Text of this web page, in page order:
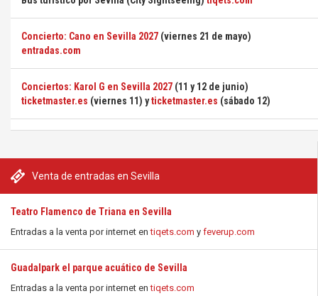
Venta de entradas en Sevilla
Teatro Flamenco de Triana en Sevilla
Entradas a la venta por internet entiqets.com y feverup.com
Guadalpark el parque acuático de Sevilla
Entradas a la venta por internet entiqets.com
Concierto: Cano en Sevilla 2027 (viernes 21 de mayo)
entradas.com
Conciertos: Karol G en Sevilla 2027 (11 y 12 de junio)
ticketmaster.es (viernes 11) yticketmaster.es (sábado 12)